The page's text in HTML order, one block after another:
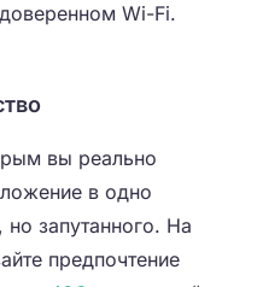
Wi-Fi.
вы реально
в одно
запутанного. На
предпочтение